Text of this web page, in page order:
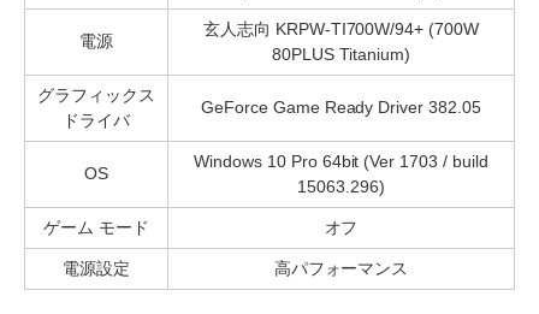
電源
玄人志向 KRPW-TI700W/94+ (700W
80PLUS Titanium)
グラフィックス
ドライバ
GeForce Game Ready Driver 382.05
OS
Windows 10 Pro 64bit (Ver 1703 / build
15063.296)
ゲーム モード オフ
電源設定 高パフォーマンス